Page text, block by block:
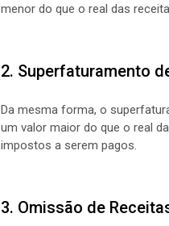
menor do que o real das
2. Superfaturamento
Da mesma forma, o
um valor maior do que o real
impostos a serem pagos.
3. Omissão de